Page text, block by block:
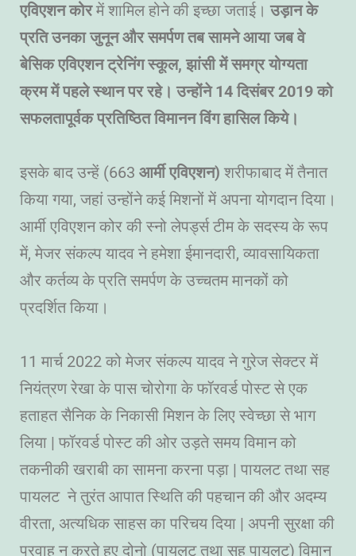
एविएशन कोरमें शामिल होने की इच्छा जताई। उड़ान के
प्रति उनका जुनून और समर्पण तब सामने आया जब वे
बेसिक एविएशन ट्रेनिंग स्कूल, झांसी में समग्र योग्यता
क्रम में पहले स्थान पर रहे। उन्होंने 14 दिसंबर 2019 को
सफलतापूर्वक प्रतिष्ठित विमानन विंग हासिल किये।
इसके बाद उन्हें (663 आर्मी एविएशन) शरीफाबाद में तैनात
किया गया, जहां उन्होंने कई मिशनों में अपना योगदान दिया।
आर्मी एविएशन कोर की स्नो लेपर्ड्स टीम के सदस्य के रूप
में, मेजर संकल्प यादव ने हमेशा ईमानदारी, व्यावसायिकता
और कर्तव्य के प्रति समर्पण के उच्चतम मानकों को
प्रदर्शित किया।
11 मार्च 2022 को मेजर संकल्प यादव ने गुरेज सेक्टर में
नियंत्रण रेखा के पास चोरोगा के फॉरवर्ड पोस्ट से एक
हताहत सैनिक के निकासी मिशन के लिए स्वेच्छा से भाग
लिया | फॉरवर्ड पोस्ट की ओर उड़ते समय विमान को
तकनीकी खराबी का सामना करना पड़ा | पायलट तथा सह
पायलट ने तुरंत आपात स्थिति की पहचान की और अदम्य
वीरता, अत्यधिक साहस का परिचय दिया | अपनी सुरक्षा की
परवाह न करते हुए दोनो (पायलट तथा सह पायलट) विमान